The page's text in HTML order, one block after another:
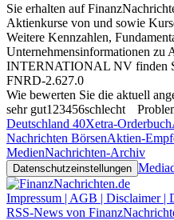
Sie erhalten auf
Aktienkurse von und sowie
Weitere Kennzahlen,
Unternehmensinformationen
INTERNATIONAL NV finden
FNRD-2.627.0
Wie bewerten Sie die aktuell
sehr gut1 23456schlecht
Deutschland 40Xetra-Orderbuch
Nachrichten BörsenAktien-
MedienNachrichten-Archiv
Datenschutzeinstellungen
Impressum | AGB | Disclaimer |
RSS-News von